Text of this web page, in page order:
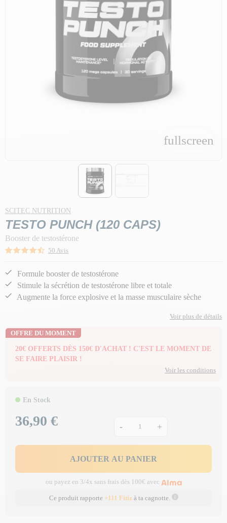
fullscreen
fullscreen
SCITEC NUTRITION
TESTO PUNCH (120 CAPS)
Booster de testostérone
50 Avis
Formule booster de testostérone
Stimule la sécrétion de testostérone libre et totale
Augmente la force explosive et la masse musculaire sèche
Voir plus de détails
OFFRE DU MOMENT
20€ OFFERTS DÈS 150€ D'ACHAT ! C'EST LE MOMENT DE
SE FAIRE PLAISIR !
Voir les conditions
En Stock
Prix
36,90 € - +
AJOUTER AU PANIER
ou payez en 3/4x sans frais dès 100€ avec
Ce produit rapporte +111 Fitizà ta cagnotte.